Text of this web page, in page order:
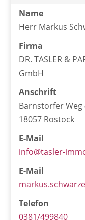
Name
Herr Markus
Firma
DR. TASLER &
GmbH
Anschrift
Barnstorfer Weg
18057 Rostock
E-Mail
info@tasler-
E-Mail
Telefon
0381/499840